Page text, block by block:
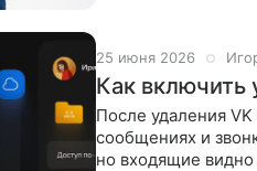
25 июня 2026
Как включить
После удаления
сообщениях и
но входящие